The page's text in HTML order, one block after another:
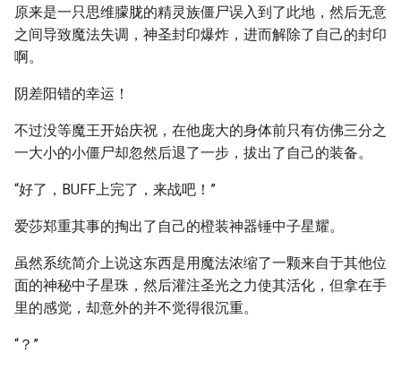
原来是一只思维朦胧的精灵族僵尸误入到了此地，然后无意
之间导致魔法失调，神圣封印爆炸，进而解除了自己的封印
啊。
阴差阳错的幸运！
不过没等魔王开始庆祝，在他庞大的身体前只有仿佛三分之
一大小的小僵尸却忽然后退了一步，拔出了自己的装备。
“好了，BUFF上完了，来战吧！”
爱莎郑重其事的掏出了自己的橙装神器锤中子星耀。
虽然系统简介上说这东西是用魔法浓缩了一颗来自于其他位
面的神秘中子星珠，然后灌注圣光之力使其活化，但拿在手
里的感觉，却意外的并不觉得很沉重。
“？”